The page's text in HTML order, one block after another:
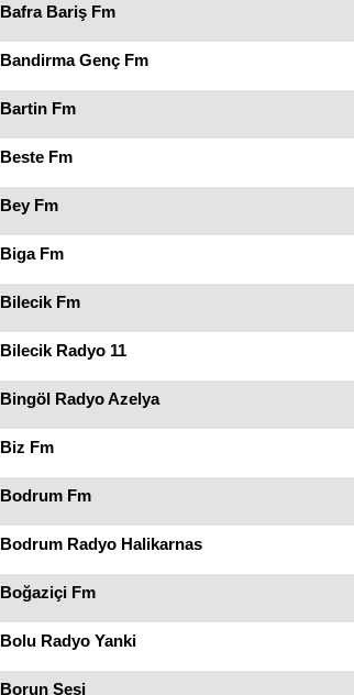
Bafra Bariş Fm
Bandirma Genç Fm
Bartin Fm
Beste Fm
Bey Fm
Biga Fm
Bilecik Fm
Bilecik Radyo 11
Bingöl Radyo Azelya
Biz Fm
Bodrum Fm
Bodrum Radyo Halikarnas
Boğaziçi Fm
Bolu Radyo Yanki
Borun Sesi